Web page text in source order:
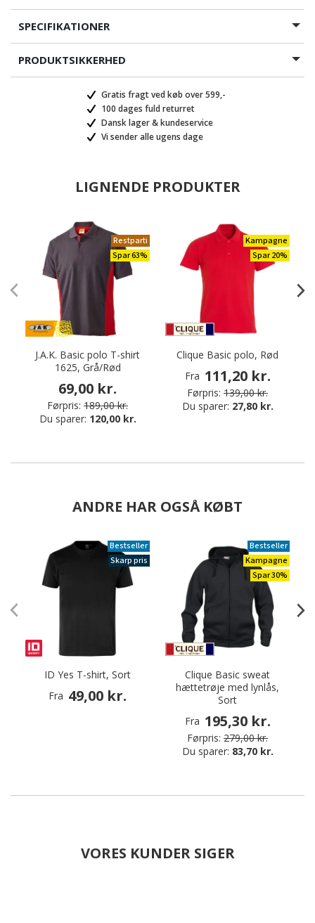
SPECIFIKATIONER
PRODUKTSIKKERHED
Gratis fragt ved køb over 599,-
100 dages fuld returret
Dansk lager & kundeservice
Vi sender alle ugens dage
LIGNENDE PRODUKTER
Restparti
Spar 63%
J.A.K. Basic polo T-shirt
1625, Grå/Rød
69,00 kr.
Førpris: 189,00 kr.
Du sparer: 120,00 kr.
Kampagne
Spar 20%
Clique Basic polo, Rød
Fra 111,20 kr.
Førpris: 139,00 kr.
Du sparer: 27,80 kr.
ANDRE HAR OGSÅ KØBT
Bestseller
Skarp pris
ID Yes T-shirt, Sort
Fra 49,00 kr.
Bestseller
Kampagne
Spar 30%
Clique Basic sweat
hættetrøje med lynlås,
Sort
Fra 195,30 kr.
Førpris: 279,00 kr.
Du sparer: 83,70 kr.
VORES KUNDER SIGER